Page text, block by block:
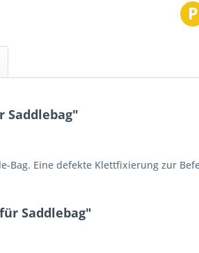
P
Eine defekte Klettfixierung zur
Saddlebag"